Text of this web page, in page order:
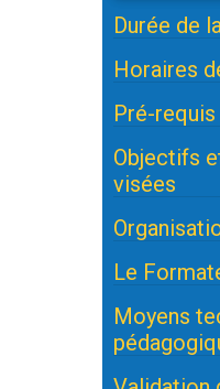
Durée de
Horaires
Pré-requis
Objectifs
visées
Le
Moyens